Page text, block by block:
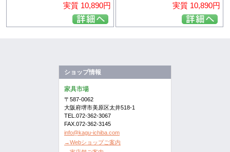
実質 10,890円 実質 10,890円
ショップ情報
家具市場
〒587-0062
大阪府堺市美原区太井518-1
TEL.072-362-3067
FAX.072-362-3145
info@kagu-ichiba.com
→Webショップご案内